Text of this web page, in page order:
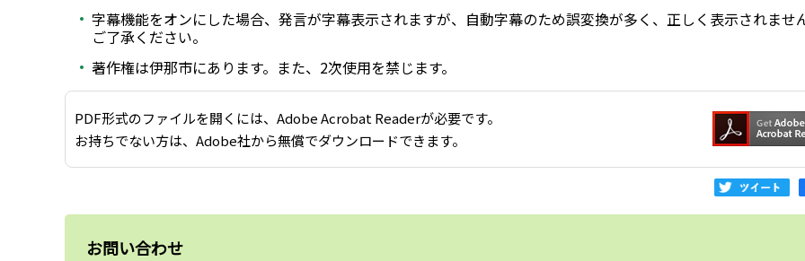
字幕機能をオンにした場合、発言が字幕表示されますが、自動字幕のため誤変換が多く、正しく表示されませ
ご了承ください。
著作権は伊那市にあります。また、2次使用を禁じます。
PDF形式のファイルを開くには、Adobe Acrobat Readerが必要です。
お持ちでない方は、Adobe社から無償でダウンロードできます。
お問い合わせ